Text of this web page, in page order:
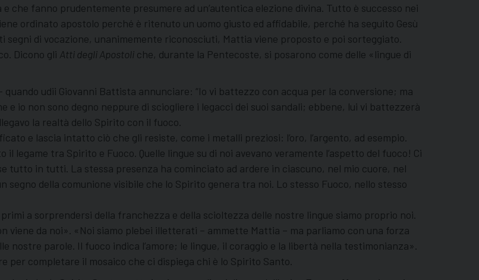
che fanno prudentemente presumere ad un’autentica elezione divina. Tutto è successo nei
ordinato apostolo perché è ritenuto un uomo giusto ed affidabile, perché ha seguito Gesù
segni di vocazione, unanimemente riconosciuti, Mattia viene proposto e poi sorteggiato.
Dicono gli Atti degli Apostoliche, durante la Pentecoste, si posarono come delle «lingue di
quando udii Giovanni Battista annunciare: “Io vi battezzo con acqua per la conversione; ma
e io non sono degno neppure di sciogliere i legacci dei suoi sandali; ebbene, lui vi battezzerà
la realtà dello Spirito con il fuoco.
e lascia intatto ciò che gli resiste, come i metalli preziosi: l’oro, l’argento, ad esempio.
legame tra Spirito e Fuoco. Quelle lingue su di noi avevano veramente l’aspetto del fuoco! Ci
tutto in tutti. La stessa presenza ha cominciato ad ardere in ciascuno, nel mio cuore, nel
della comunione visibile che lo Spirito genera tra noi. Lo stesso Fuoco, nello stesso
a sorprendersi della franchezza e della scioltezza delle nostre lingue siamo proprio noi.
viene da noi». «Noi siamo plebei illetterati – ammette Mattia – ma parliamo con una forza
nostre parole. Il fuoco indica l’amore; le lingue, il coraggio e la libertà nella testimonianza».
completare il mosaico che ci dispiega chi è lo Spirito Santo.